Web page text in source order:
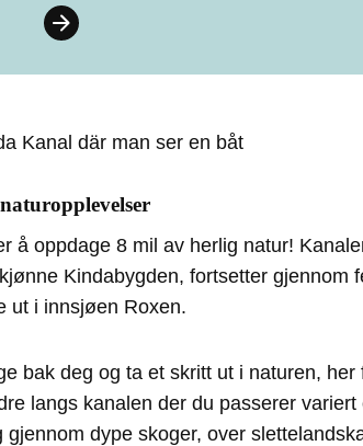
å oppdage 8 mil av herlig natur!
Kindabygden, fortsetter gjennom
ut i innsjøen Roxen.
bak deg og ta et skritt ut i naturen,
langs kanalen der du passerer
gjennom dype skoger, over